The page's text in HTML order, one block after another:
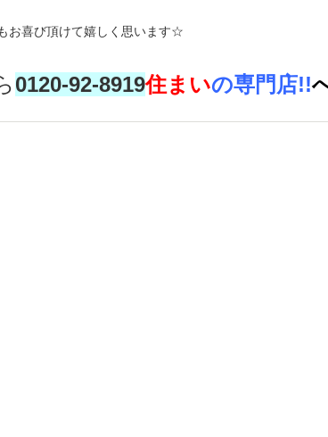
お喜び頂けて嬉しく思います☆
0120-92-8919住まいの専門店!!